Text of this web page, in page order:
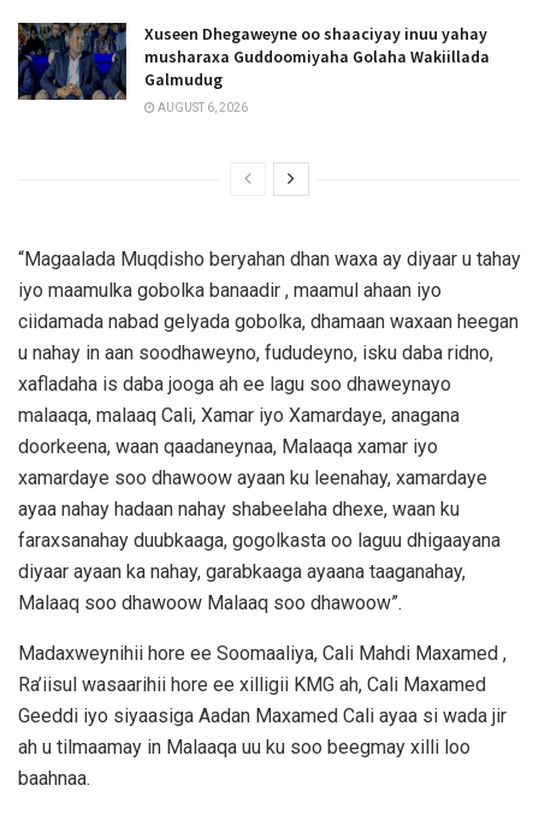
Xuseen Dhegaweyne oo shaaciyay inuu yahay
musharaxa Guddoomiyaha Golaha Wakiillada
Galmudug
AUGUST 6, 2026
“Magaalada Muqdisho beryahan dhan waxa ay diyaar u tahay
iyo maamulka gobolka banaadir , maamul ahaan iyo
ciidamada nabad gelyada gobolka, dhamaan waxaan heegan
u nahay in aan soodhaweyno, fududeyno, isku daba ridno,
xafladaha is daba jooga ah ee lagu soo dhaweynayo
malaaqa, malaaq Cali, Xamar iyo Xamardaye, anagana
doorkeena, waan qaadaneynaa, Malaaqa xamar iyo
xamardaye soo dhawoow ayaan ku leenahay, xamardaye
ayaa nahay hadaan nahay shabeelaha dhexe, waan ku
faraxsanahay duubkaaga, gogolkasta oo laguu dhigaayana
diyaar ayaan ka nahay, garabkaaga ayaana taaganahay,
Malaaq soo dhawoow Malaaq soo dhawoow”.
Madaxweynihii hore ee Soomaaliya, Cali Mahdi Maxamed ,
Ra’iisul wasaarihii hore ee xilligii KMG ah, Cali Maxamed
Geeddi iyo siyaasiga Aadan Maxamed Cali ayaa si wada jir
ah u tilmaamay in Malaaqa uu ku soo beegmay xilli loo
baahnaa.